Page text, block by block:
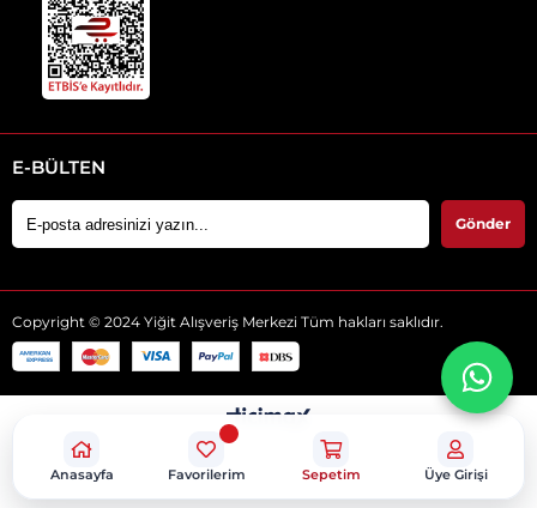
E-BÜLTEN
Gönder
Copyright © 2024 Yiğit Alışveriş Merkezi Tüm hakları saklıdır.
Anasayfa Favorilerim Sepetim Üye Girişi